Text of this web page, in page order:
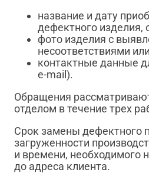
название и дату
дефектного изделия,
фото изделия с
несоответствиями
контактные данные
e-mail).
Обращения
отделом в течение трех
Срок замены дефектного
загруженности
и времени, необходимого
до адреса клиента.